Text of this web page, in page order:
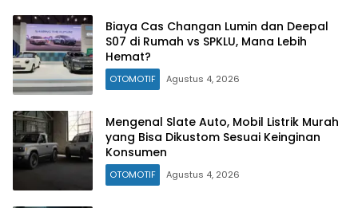
Biaya Cas Changan Lumin dan Deepal
S07 di Rumah vs SPKLU, Mana Lebih
Hemat?
OTOMOTIF Agustus 4, 2026
Mengenal Slate Auto, Mobil Listrik Murah
yang Bisa Dikustom Sesuai Keinginan
Konsumen
OTOMOTIF Agustus 4, 2026